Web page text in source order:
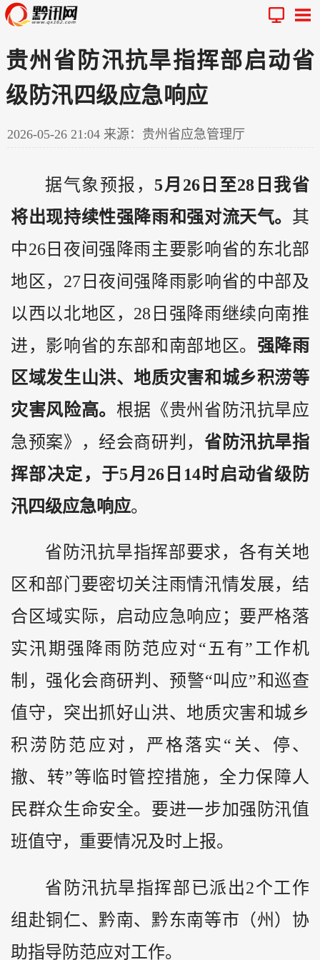
贵州省防汛抗旱指挥部启动省
级防汛四级应急响应
2026-05-26 21:04 来源：贵州省应急管理厅
据气象预报， 5月26日至28日我省
将出现持续性强降雨和强对流天气。 其
中26日夜间强降雨主要影响省的东北部
地区，27日夜间强降雨影响省的中部及
以西以北地区，28日强降雨继续向南推
进，影响省的东部和南部地区。 强降雨
区域发生山洪、地质灾害和城乡积涝等
灾害风险高。 根据《贵州 省防汛抗旱应
急预案》，经会商研判， 省防汛抗旱指
挥部决定，于5月26日14时启动省级防
汛四级应急响应。
省防汛抗旱指挥部要求，各有关地
区和部门要密切关注雨情汛情发展，结
合区域实际，启动应急响应；要严格落
实汛期强降雨防范应对“五有”工作机
制，强化会商研判、预警“叫应”和巡查
值守，突出抓好山洪、地质灾害和城乡
积涝防范应对，严格落实“关、停、
撤、转”等临时管控措施，全力保障人
民群众生命安全。要进一步加强防汛值
班值守，重要情况及时上报。
省防汛抗旱指挥部已派出2个工作
组赴铜仁、 黔南、黔东南等市（州）协
助指导防范应对工作。